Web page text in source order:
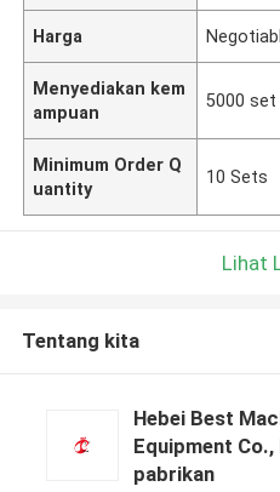
Harga
Menyediakan kem
ampuan
5000 set
Minimum Order Q
uantity
10 Sets
Lihat
Tentang kita
Hebei Best
Equipment
pabrikan